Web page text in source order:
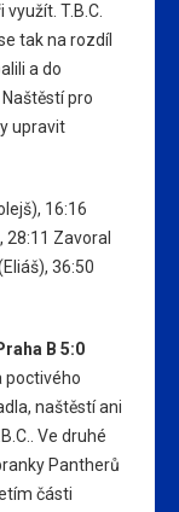
T.B.C.
tak na rozdíl
a do
pro
upravit
16:16
28:11 Zavoral
36:50
B 5:0
poctivého
naštěstí ani
Ve druhé
Pantherů
části